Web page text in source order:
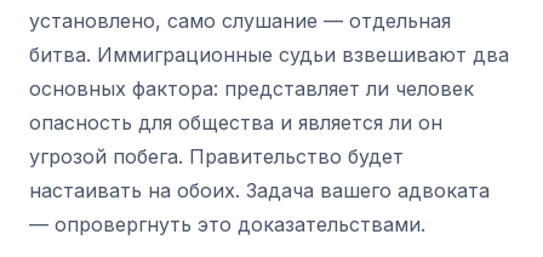
установлено, само слушание — отдельная
битва. Иммиграционные судьи взвешивают два
основных фактора: представляет ли человек
опасность для общества и является ли он
угрозой побега. Правительство будет
настаивать на обоих. Задача вашего адвоката
— опровергнуть это доказательствами.